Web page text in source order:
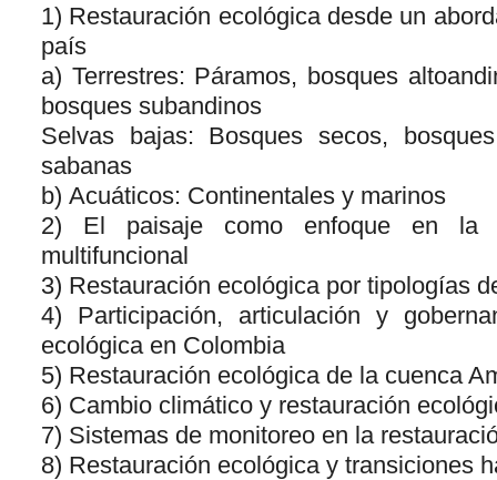
1) Restauración ecológica desde un
país
a) Terrestres: Páramos, bosques
bosques subandinos
Selvas bajas: Bosques secos,
sabanas
b) Acuáticos: Continentales y marinos
2) El paisaje como enfoque en la
multifuncional
3) Restauración ecológica por tipologías
4) Participación, articulación y
ecológica en Colombia
5) Restauración ecológica de la cuenca
6) Cambio climático y restauración
7) Sistemas de monitoreo en la
8) Restauración ecológica y transiciones